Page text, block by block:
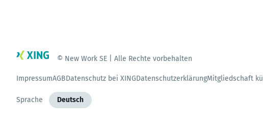
© New Work SE | Alle Rechte vorbehalten
ImpressumAGBDatenschutz bei XINGDatenschutzerklärungMitgliedschaft
Sprache Deutsch